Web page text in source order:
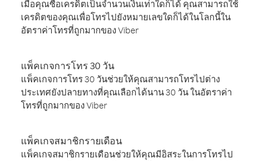
เมื่อคุณซื้อเครดิตเป็นจำนวนเงินเท่าใดก็ได้ คุณสามารถใช้
เครดิตของคุณเพื่อโทรไปยังหมายเลขใดก็ได้ในโลกนี้ใน
อัตราค่าโทรที่ถูกมากของ Viber
แพ็คเกจการโทร 30 วัน
แพ็คเกจการโทร 30 วันช่วยให้คุณสามารถโทรไปต่าง
ประเทศยังปลายทางที่คุณเลือกได้นาน 30 วัน ในอัตราค่า
โทรที่ถูกมากของ Viber
แพ็คเกจสมาชิกรายเดือน
แพ็คเกจสมาชิกรายเดือนช่วยให้คุณมีอิสระในการโทรไป